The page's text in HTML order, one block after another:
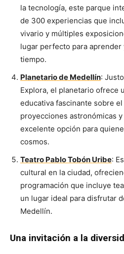
la tecnología, este parque
de 300 experiencias que
vivario y múltiples
lugar perfecto para
tiempo.
Planetario de Medellín:
Explora, el planetario ofrece
educativa fascinante sobre
proyecciones astronómicas
excelente opción para
cosmos.
Teatro Pablo Tobón Uribe:
cultural en la ciudad,
programación que incluye
un lugar ideal para disfrutar
Medellín.
Una invitación a la